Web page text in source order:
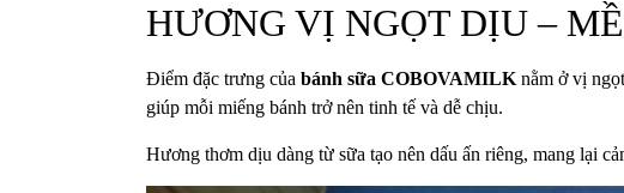
HƯƠNG VỊ NGỌT DỊU –
Điểm đặc trưng của bánh sữa COBOVAMILK nằm ở vị
giúp mỗi miếng bánh trở nên tinh tế và dễ chịu.
Hương thơm dịu dàng từ sữa tạo nên dấu ấn riêng, mang lại